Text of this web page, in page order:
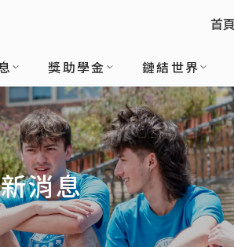
:::
首
獎助學金 鏈結世界
消息